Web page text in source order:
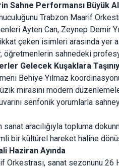
Sahne Performansı Büyük
Trabzon Maarif
Ayten Can, Zeynep Demir
çeken isimleri arasında yer
öğretmenlerin sahnedeki
Gelecek Kuşaklara
Behiye Yılmaz
mirasını modern
senfonik yorumlarla
aracılığıyla topluma
bir kültürel hareket haline
Haziran Ayında
Orkestrası, sanat sezonunu 26